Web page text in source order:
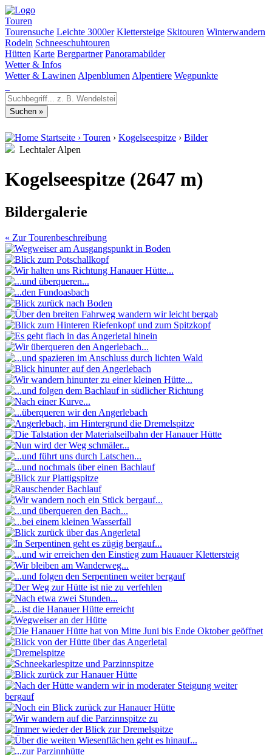
Touren
Tourensuche Leichte 3000er Klettersteige Skitouren Winterwandern
Rodeln Schneeschuhtouren
Hütten Karte Bergpartner Panoramabilder
Wetter & Infos
Wetter & Lawinen Alpenblumen Alpentiere Wegpunkte
Startseite › Touren › Kogelseespitze › Bilder
Lechtaler Alpen
Kogelseespitze (2647 m)
Bildergalerie
« Zur Tourenbeschreibung